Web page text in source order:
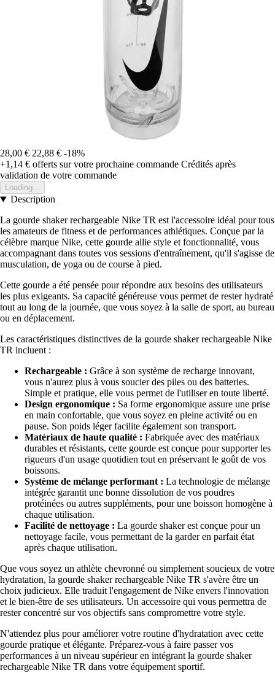
28,00 € 22,88 € -18%
+1,14 € offerts sur votre prochaine commande Crédités après
validation de votre commande
Loading...
Description
La gourde shaker rechargeable Nike TR est l'accessoire idéal pour tous
les amateurs de fitness et de performances athlétiques. Conçue par la
célèbre marque Nike, cette gourde allie style et fonctionnalité, vous
accompagnant dans toutes vos sessions d'entraînement, qu'il s'agisse de
musculation, de yoga ou de course à pied.
Cette gourde a été pensée pour répondre aux besoins des utilisateurs
les plus exigeants. Sa capacité généreuse vous permet de rester hydraté
tout au long de la journée, que vous soyez à la salle de sport, au bureau
ou en déplacement.
Les caractéristiques distinctives de la gourde shaker rechargeable Nike
TR incluent :
Rechargeable : Grâce à son système de recharge innovant,
vous n'aurez plus à vous soucier des piles ou des batteries.
Simple et pratique, elle vous permet de l'utiliser en toute liberté.
Design ergonomique : Sa forme ergonomique assure une prise
en main confortable, que vous soyez en pleine activité ou en
pause. Son poids léger facilite également son transport.
Matériaux de haute qualité : Fabriquée avec des matériaux
durables et résistants, cette gourde est conçue pour supporter les
rigueurs d'un usage quotidien tout en préservant le goût de vos
boissons.
Système de mélange performant : La technologie de mélange
intégrée garantit une bonne dissolution de vos poudres
protéinées ou autres suppléments, pour une boisson homogène à
chaque utilisation.
Facilité de nettoyage : La gourde shaker est conçue pour un
nettoyage facile, vous permettant de la garder en parfait état
après chaque utilisation.
Que vous soyez un athlète chevronné ou simplement soucieux de votre
hydratation, la gourde shaker rechargeable Nike TR s'avère être un
choix judicieux. Elle traduit l'engagement de Nike envers l'innovation
et le bien-être de ses utilisateurs. Un accessoire qui vous permettra de
rester concentré sur vos objectifs sans compromettre votre style.
N'attendez plus pour améliorer votre routine d'hydratation avec cette
gourde pratique et élégante. Préparez-vous à faire passer vos
performances à un niveau supérieur en intégrant la gourde shaker
rechargeable Nike TR dans votre équipement sportif.